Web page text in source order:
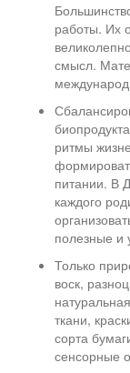
работы. Их
смысл.
ритмы
питании. В
каждого
полезные и
Только
воск,
ткани,
сорта
сенсорные